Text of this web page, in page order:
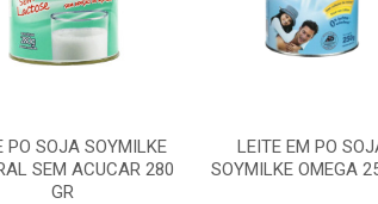
PO SOJA SOYMILKE
SEM ACUCAR 280
GR
LEITE EM PO
SOYMILKE OMEGA